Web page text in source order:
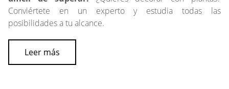
Conviértete en un experto y estudia todas las
posibilidades a tu alcance.
Leer más